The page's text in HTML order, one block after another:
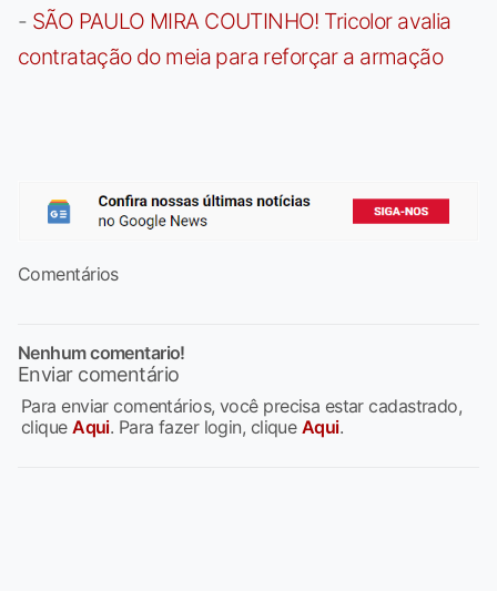
- SÃO PAULO MIRA COUTINHO! Tricolor avalia
contratação do meia para reforçar a armação
Comentários
Nenhum comentario!
Enviar comentário
Para enviar comentários, você precisa estar cadastrado,
cliqueAqui. Para fazer login, clique Aqui.